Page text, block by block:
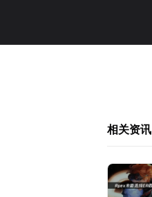
相关资讯